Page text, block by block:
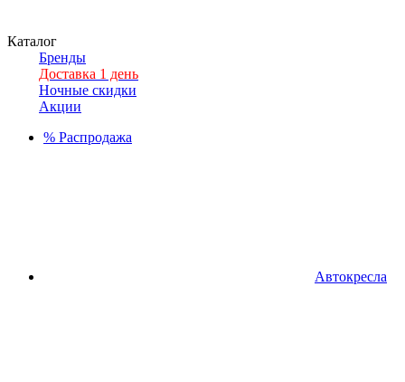
Каталог
Бренды
Доставка 1 день
Ночные скидки
Акции
% Распродажа
Автокресла